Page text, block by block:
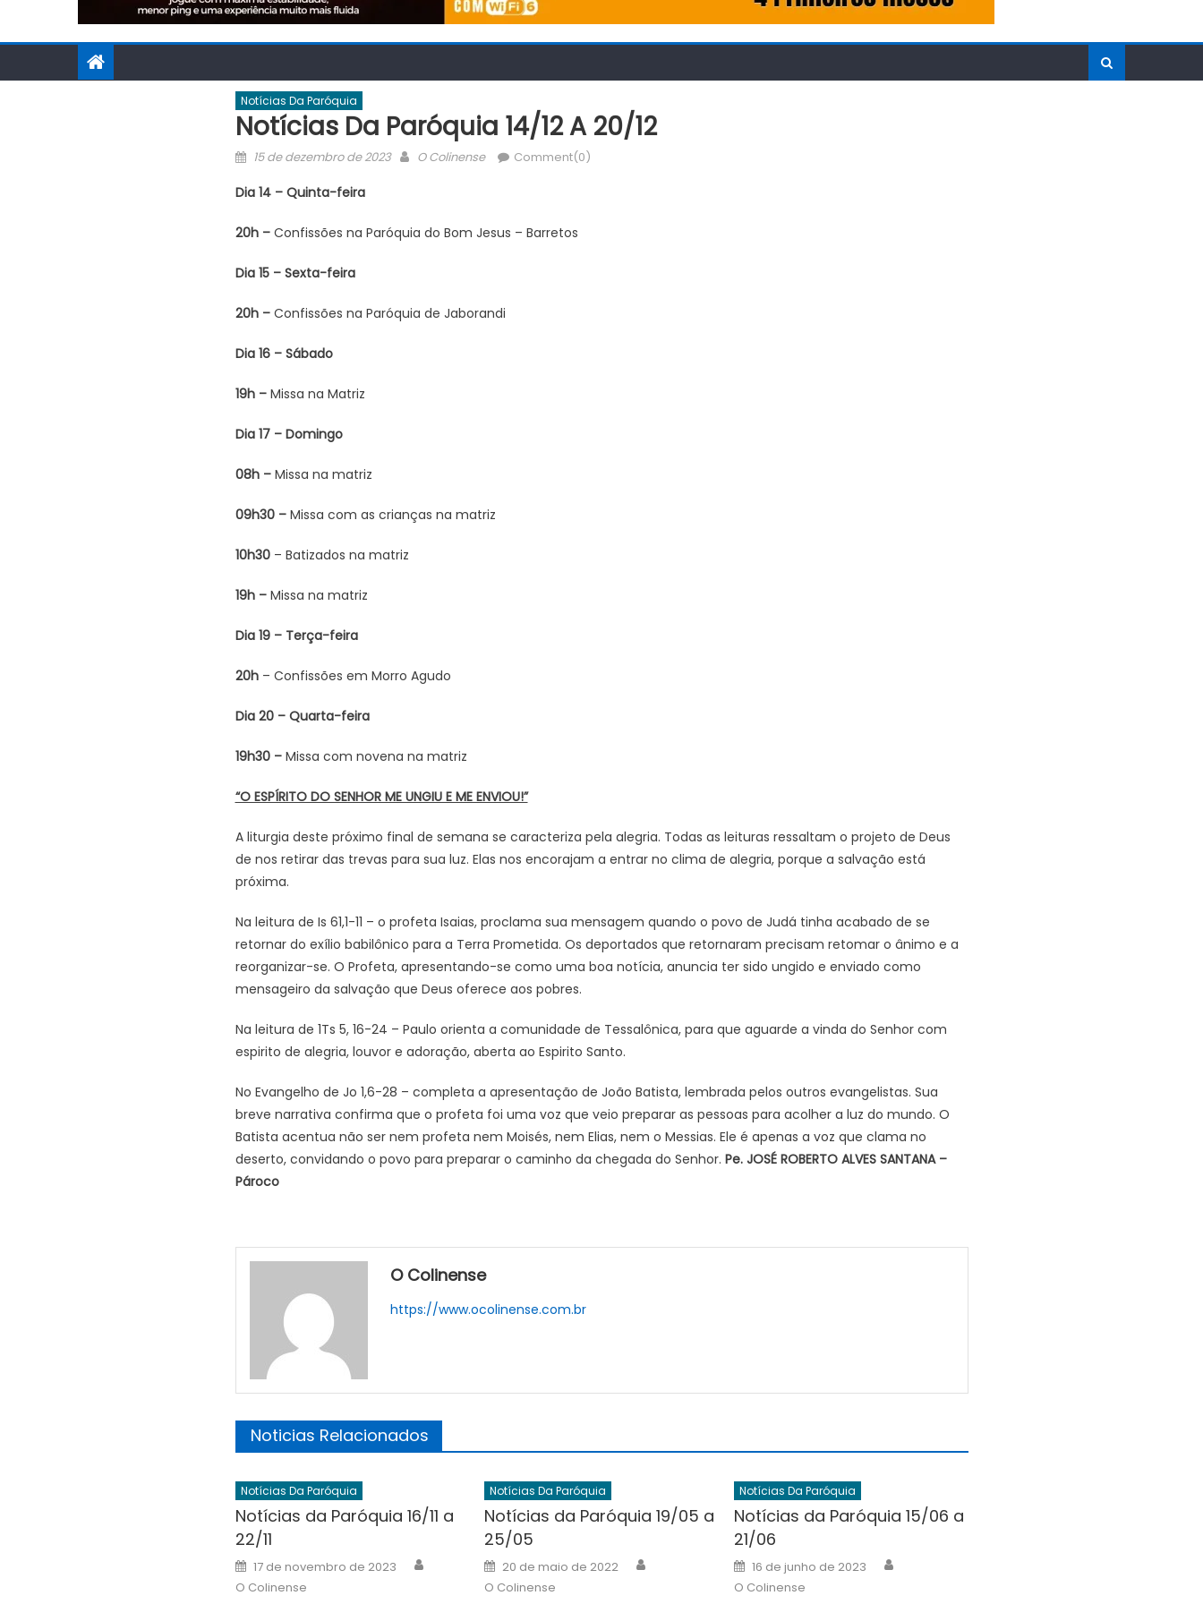
Notícias Da Paróquia
Notícias Da Paróquia 14/12 A 20/12
Posted
15 de dezembro de 2023 Author
O Colinense Comment(0)
Dia 14 – Quinta-feira
20h – Confissões na Paróquia do Bom Jesus – Barretos
Dia 15 – Sexta-feira
20h – Confissões na Paróquia de Jaborandi
Dia 16 – Sábado
19h – Missa na Matriz
Dia 17 – Domingo
08h – Missa na matriz
09h30 – Missa com as crianças na matriz
10h30– Batizados na matriz
19h – Missa na matriz
Dia 19 – Terça-feira
20h– Confissões em Morro Agudo
Dia 20 – Quarta-feira
19h30 – Missa com novena na matriz
“O ESPÍRITO DO SENHOR ME UNGIU E ME ENVIOU!”
A liturgia deste próximo final de semana se caracteriza pela alegria. Todas as leituras ressaltam o projeto de Deus
de nos retirar das trevas para sua luz. Elas nos encorajam a entrar no clima de alegria, porque a salvação está
próxima.
Na leitura de Is 61,1-11 – o profeta Isaias, proclama sua mensagem quando o povo de Judá tinha acabado de se
retornar do exílio babilônico para a Terra Prometida. Os deportados que retornaram precisam retomar o ânimo e a
reorganizar-se. O Profeta, apresentando-se como uma boa notícia, anuncia ter sido ungido e enviado como
mensageiro da salvação que Deus oferece aos pobres.
Na leitura de 1Ts 5, 16-24 – Paulo orienta a comunidade de Tessalônica, para que aguarde a vinda do Senhor com
espirito de alegria, louvor e adoração, aberta ao Espirito Santo.
No Evangelho de Jo 1,6-28 – completa a apresentação de João Batista, lembrada pelos outros evangelistas. Sua
breve narrativa confirma que o profeta foi uma voz que veio preparar as pessoas para acolher a luz do mundo. O
Batista acentua não ser nem profeta nem Moisés, nem Elias, nem o Messias. Ele é apenas a voz que clama no
deserto, convidando o povo para preparar o caminho da chegada do Senhor. Pe. JOSÉ ROBERTO ALVES SANTANA –
Pároco
O Colinense
https://www.ocolinense.com.br
Noticias Relacionados
Notícias Da Paróquia
Notícias da Paróquia 16/11 a
22/11
Posted
on
17 de novembro de 2023
O Colinense
Notícias Da Paróquia
Notícias da Paróquia 19/05 a
25/05
Posted
on
20 de maio de 2022
O Colinense
Notícias Da Paróquia
Notícias da Paróquia 15/06 a
21/06
Posted
on
16 de junho de 2023
O Colinense